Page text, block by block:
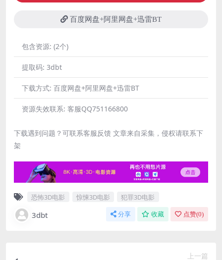
百度网盘+阿里网盘+迅雷BT
包含资源: (2个)
提取码: 3dbt
下载方式: 百度网盘+阿里网盘+迅雷BT
资源失效联系: 客服QQ751166800
下载遇到问题？可联系客服反馈 文章来自采集，侵权请联系下
架
恐怖3D电影 惊悚3D电影 犯罪3D电影
3dbt 分享 收藏 点赞(0)
上一篇